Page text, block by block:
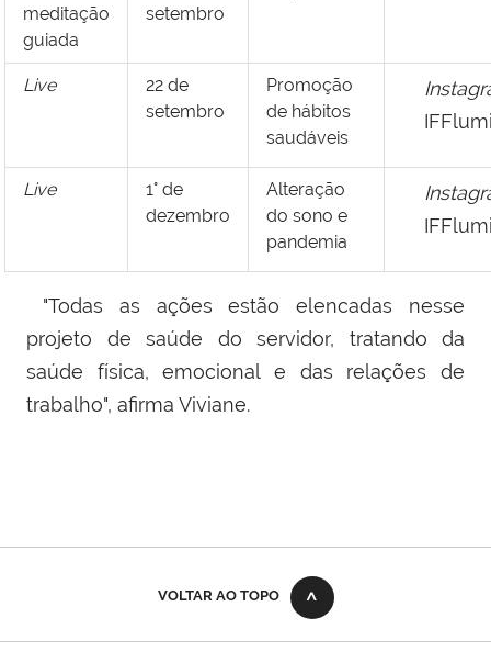
meditação
guiada
setembro
Live
22 de
setembro
Promoção
de hábitos
saudáveis
Live
1° de
dezembro
Alteração
do sono e
pandemia
"Todas as ações estão elencadas nesse
projeto de saúde do servidor, tratando da
saúde física, emocional e das relações de
trabalho", afirma Viviane.
VOLTAR AO TOPO